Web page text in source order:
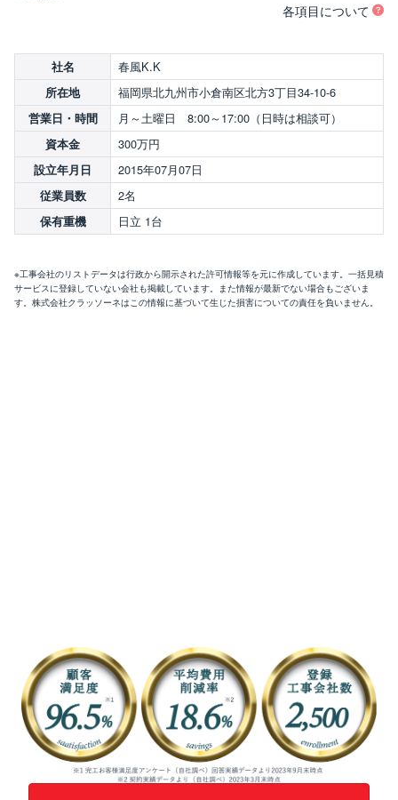
各項目について
社名 春風K.K
所在地 福岡県北九州市小倉南区北方3丁目34-10-6
営業日・時間 月～土曜日 8:00～17:00（日時は相談可）
資本金 300万円
設立年月日 2015年07月07日
従業員数 2名
保有重機 日立 1台
※工事会社のリストデータは行政から開示された許可情報等を元に作成しています。一括見積
サービスに登録していない会社も掲載しています。また情報が最新でない場合もございま
す。株式会社クラッソーネはこの情報に基づいて生じた損害についての責任を負いません。